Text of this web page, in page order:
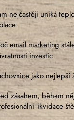
nejčastěji uniká
email marketing
investic
jako nejlepší
zásahem, během
likvidace